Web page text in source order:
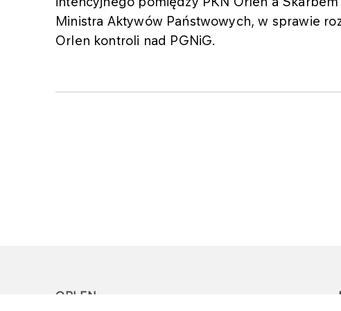
Ministra Aktywów Państwowych, w sprawie
Orlen kontroli nad PGNiG.
ORLEN